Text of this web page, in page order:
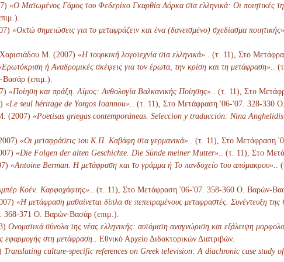
«Ο Ματωμένος Γάμος του Φεδερίκο Γκαρθία Λόρκα στα ελληνικά: Οι ποιητικές
«Οκτώ σημειώσεις για το μεταφράζειν και ένα (δανεισμένο) σχεδίασμα ποιητικής».
Μ. (2007) «Η τουρκική λογοτεχνία στα ελληνικά».
. (τ. 11), Στο
ή Αναδρομικές σκέψεις για τον έρωτα, την κρίση και τη μετάφραση».
.
(επιμ.).
«Ποίηση και πράξη. Αίμος: Ανθολογία Βαλκανικής Ποίησης».
. (τ. 11), Στο
«Le seul héritage de Yorgos Ioannou».
. (τ. 11), Στο Μετάφραση '06-'07. 328-330
(2007) «Poetisas griegas contemporáneas. Seleccion y traducción: Nina
«Οι μεταφράσεις του Κ.Π. Καβάφη στα γερμανικά».
. (τ. 11), Στο Μετάφραση
«Die Folgen der alten Geschichte. Die Sünde meiner Mutter».
. (τ. 11), Στο
«Antoine Berman. Η μετάφραση και το γράμμα ή Το πανδοχείο του απόμακρου».
.
Κοέν. Καρφοχάφτης».
. (τ. 11), Στο Μετάφραση '06-'07. 358-360 Ο. Βαρών-
«Η μετάφραση μαθαίνεται δίπλα σε πεπειραμένους μεταφραστές. Συνέντευξη
371 Ο. Βαρών-Βασάρ (επιμ.).
Ονοματικά σύνολα της νέας ελληνικής: αυτόματη αναγνώριση και εξάλειψη
εφαρμογής στη μετάφραση.
. Εθνικό Αρχείο Διδακτορικών Διατριβών.
Translating culture-specific references on Greek television: A diachronic case study